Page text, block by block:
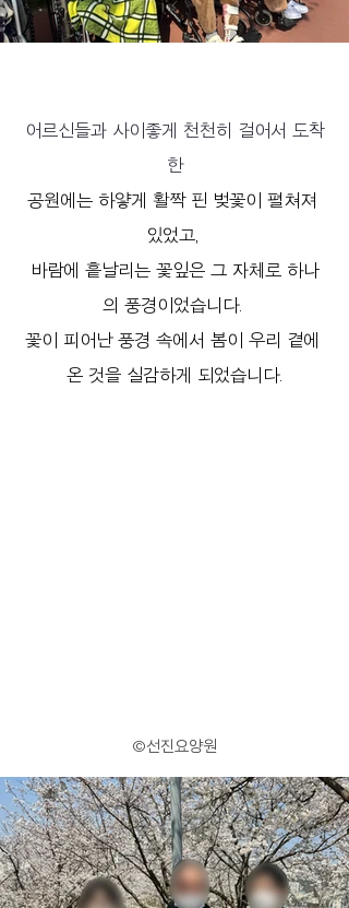
어르신들과 사이좋게 천천히 걸어서 도착
한
공원에는 하얗게 활짝 핀 벚꽃이 펼쳐져
있었고,
바람에 흩날리는 꽃잎은 그 자체로 하나
의 풍경이었습니다.
꽃이 피어난 풍경 속에서 봄이 우리 곁에
온 것을 실감하게 되었습니다.
©선진요양원